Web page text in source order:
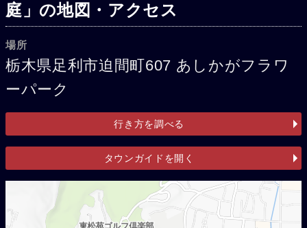
庭」の地図・アクセス
場所
栃木県足利市迫間町607 あしかがフラワ
ーパーク
行き方を調べる
タウンガイドを開く